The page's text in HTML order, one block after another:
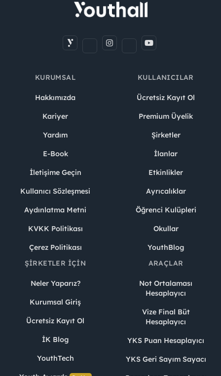
KURUMSAL
Hakkımızda
Kariyer
Yardım
E-Book
İletişime Geçin
Kullanıcı Sözleşmesi
Aydınlatma Metni
KVKK Politikası
Çerez Politikası
KULLANICILAR
Ücretsiz Kayıt Ol
Premium Üyelik
Şirketler
İlanlar
Etkinlikler
Ayrıcalıklar
Öğrenci Kulüpleri
Okullar
YouthBlog
ŞIRKETLER İÇIN
Neler Yaparız?
Kurumsal Giriş
Ücretsiz Kayıt Ol
İK Blog
YouthTech
ARAÇLAR
Not Ortalaması
Hesaplayıcı
Vize Final Büt
Hesaplayıcı
YKS Puan Hesaplayıcı
YKS Geri Sayım Sayacı